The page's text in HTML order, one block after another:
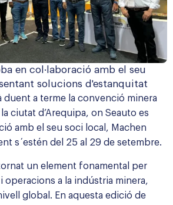
en col·laboració amb el seu
solucions d'estanquitat
duent a terme la convenció minera
la ciutat d’Arequipa, on Seauto es
amb el seu soci local, Machen
s´estén del 25 al 29 de setembre.
un element fonamental per
operacions a la indústria minera,
global. En aquesta edició de